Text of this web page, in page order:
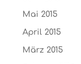
Mai 2015
April 2015
März 2015